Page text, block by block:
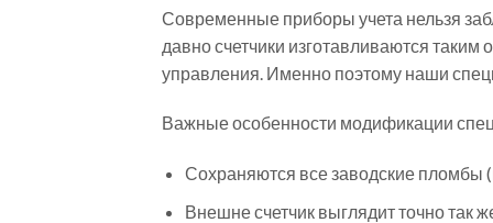
Современные приборы учета нельзя
давно счетчики изготавливаются
управления. Именно поэтому наши
Важные особенности модификации
Сохраняются все заводские пломбы
Внешне счетчик выглядит точно так